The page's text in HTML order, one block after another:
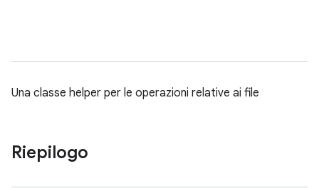
Una classe helper per le operazioni relative ai file
Riepilogo